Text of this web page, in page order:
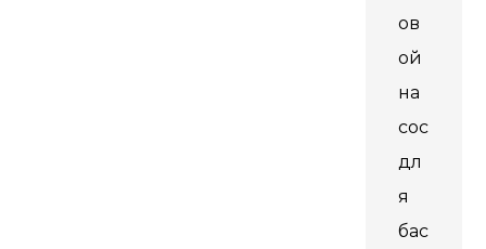
ов
ой
на
сос
дл
я
бас